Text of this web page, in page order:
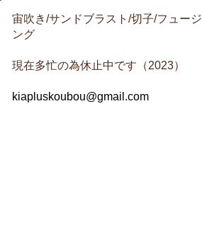
宙吹き/サンドブラスト/切子/フュージ
ング
現在多忙の為休止中です（2023）
kiapluskoubou@gmail.com